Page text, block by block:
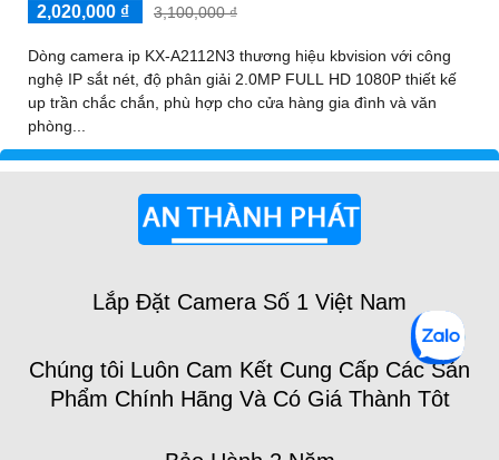
2,020,000 ₫ 3,100,000 ₫
Dòng camera ip KX-A2112N3 thương hiệu kbvision với công
nghệ IP sắt nét, độ phân giải 2.0MP FULL HD 1080P thiết kế
up trần chắc chắn, phù hợp cho cửa hàng gia đình và văn
phòng...
Lắp Đặt Camera Số 1 Việt Nam
Chúng tôi Luôn Cam Kết Cung Cấp Các Sản
Phẩm Chính Hãng Và Có Giá Thành Tôt